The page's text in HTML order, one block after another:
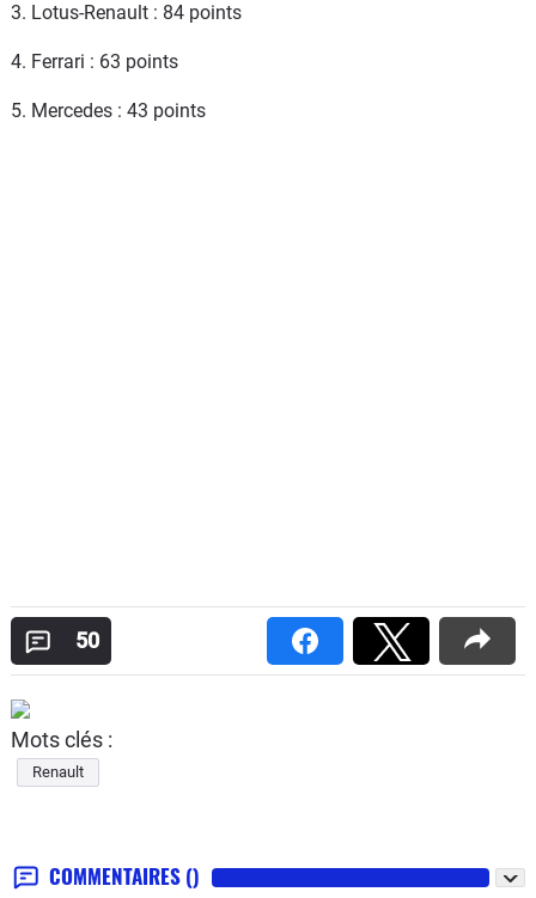
3. Lotus-Renault : 84 points
4. Ferrari : 63 points
5. Mercedes : 43 points
50
Mots clés :
Renault
COMMENTAIRES ()